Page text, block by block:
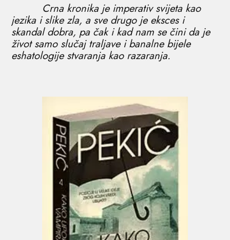
Crna kronika je imperativ svijeta kao
jezika i slike zla, a sve drugo je eksces i
skandal dobra, pa čak i kad nam se čini da je
život samo slučaj traljave i banalne bijele
eshatologije stvaranja kao razaranja.